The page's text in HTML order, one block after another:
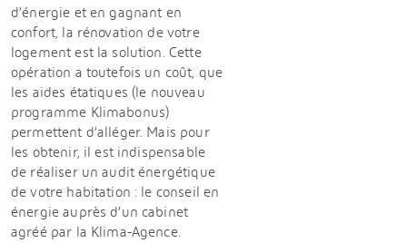
d’énergie et en gagnant en
confort, la rénovation de votre
logement est la solution. Cette
opération a toutefois un coût, que
les aides étatiques (le nouveau
programme Klimabonus)
permettent d’alléger. Mais pour
les obtenir, il est indispensable
de réaliser un audit énergétique
de votre habitation : le conseil en
énergie auprès d’un cabinet
agréé par la Klima-Agence.